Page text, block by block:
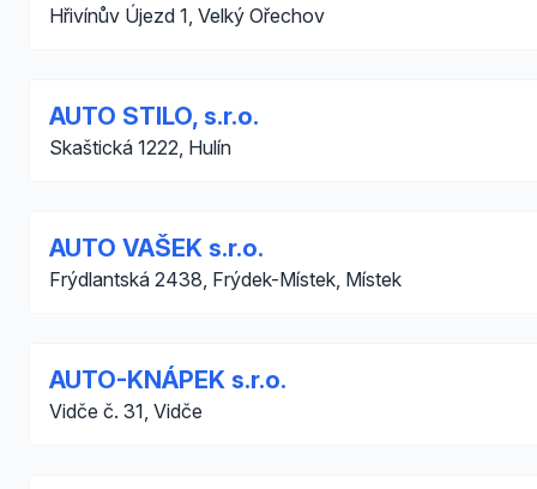
Hřivínův Újezd 1, Velký Ořechov
AUTO STILO, s.r.o.
Skaštická 1222, Hulín
AUTO VAŠEK s.r.o.
Frýdlantská 2438, Frýdek-Místek, Místek
AUTO-KNÁPEK s.r.o.
Vidče č. 31, Vidče